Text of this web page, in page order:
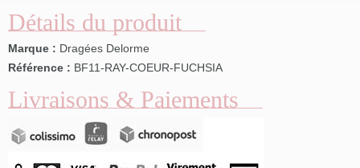
Détails du produit
Marque : Dragées Delorme
Référence : BF11-RAY-COEUR-FUCHSIA
Livraisons & Paiements